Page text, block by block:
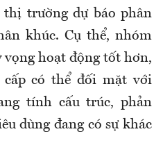
trường dự báo phân
khúc. Cụ thể, nhóm
vọng hoạt động tốt hơn,
có thể đối mặt với
tính cấu trúc, phản
dùng đang có sự khác